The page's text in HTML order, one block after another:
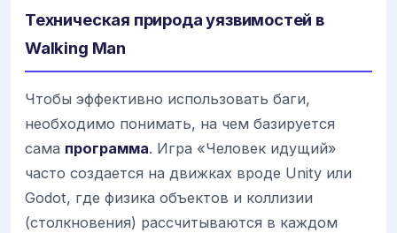
Техническая природа уязвимостей в
Walking Man
Чтобы эффективно использовать баги,
необходимо понимать, на чем базируется
сама программа. Игра «Человек идущий»
часто создается на движках вроде Unity или
Godot, где физика объектов и коллизии
(столкновения) рассчитываются в каждом